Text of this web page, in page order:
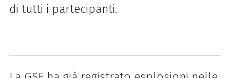
di tutti i partecipanti.